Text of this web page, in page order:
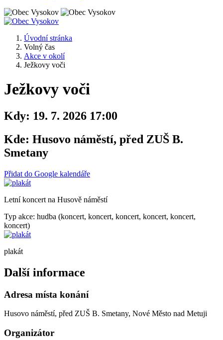
Úvodní stránka
Volný čas
Akce v okolí
Ježkovy voči
Ježkovy voči
Kdy: 19. 7. 2026 17:00
Kde: Husovo náměstí, před ZUŠ B.
Smetany
Přidat do Google kalendáře
Letní koncert na Husově náměstí
Typ akce: hudba (koncert, koncert, koncert, koncert, koncert,
koncert)
plakát
Další informace
Adresa místa konání
Husovo náměstí, před ZUŠ B. Smetany, Nové Město nad Metuji
Organizátor